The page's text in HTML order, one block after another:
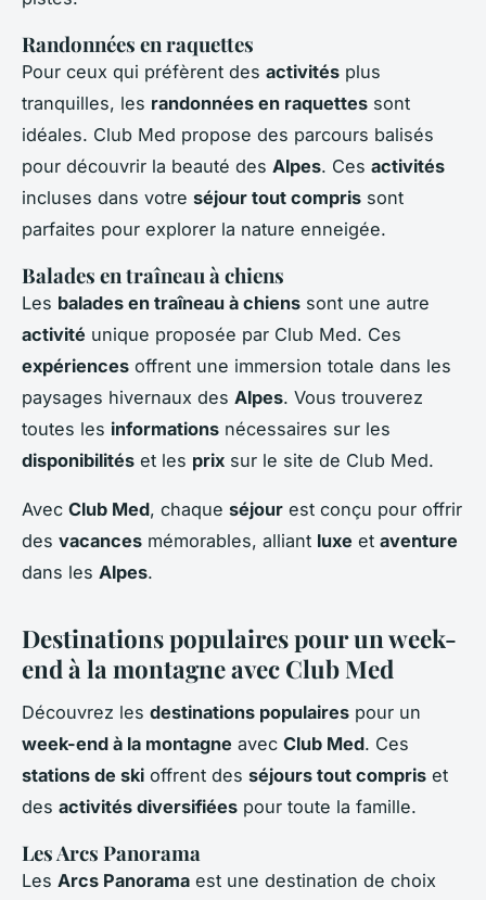
Randonnées en raquettes
Pour ceux qui préfèrent des activités plus
tranquilles, les randonnées en raquettes sont
idéales. Club Med propose des parcours balisés
pour découvrir la beauté des Alpes. Ces activités
incluses dans votre séjour tout compris sont
parfaites pour explorer la nature enneigée.
Balades en traîneau à chiens
Les balades en traîneau à chiens sont une autre
activité unique proposée par Club Med. Ces
expériences offrent une immersion totale dans les
paysages hivernaux des Alpes. Vous trouverez
toutes les informations nécessaires sur les
disponibilités et les prix sur le site de Club Med.
Avec Club Med, chaque séjour est conçu pour offrir
des vacances mémorables, alliant luxe et aventure
dans les Alpes.
Destinations populaires pour un week-
end à la montagne avec Club Med
Découvrez les destinations populaires pour un
week-end à la montagne avec Club Med. Ces
stations de ski offrent des séjours tout compris et
des activités diversifiées pour toute la famille.
Les Arcs Panorama
Les Arcs Panorama est une destination de choix